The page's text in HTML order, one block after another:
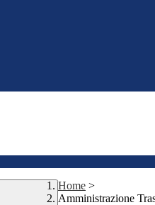
Home >
Amministrazione